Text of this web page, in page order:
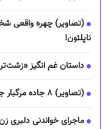
(تصاویر) چهره واقعی
ناپلئون!
داستان غم انگیز
(تصاویر) ۸ جاده مرگبار جهان؛ اگر ادعای رانندگی دارید بفرمایید!
ماجرای خواندنی دلبری زن